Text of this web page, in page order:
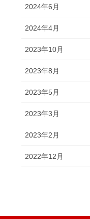
2024年6月
2024年4月
2023年10月
2023年8月
2023年5月
2023年3月
2023年2月
2022年12月